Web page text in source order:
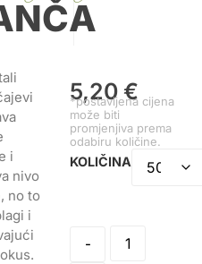
i
nivo
no to
i
5,20€
*postavljena cijena
može biti
promjenjiva prema
odabiru količine.
KOLIČINA
-